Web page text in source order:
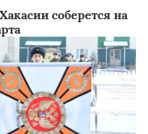
соберется на